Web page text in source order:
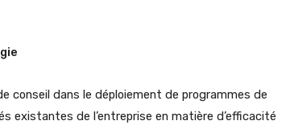
conseil dans le déploiement de programmes de
existantes de l’entreprise en matière d’efficacité